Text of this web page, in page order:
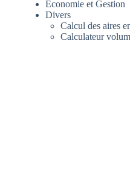
Economie et Gestion
Divers
Calcul des aires
Calculateur